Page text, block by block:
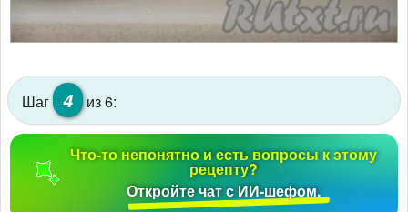
Шаг 4 из 6:
Что-то непонятно и есть вопросы к этому
рецепту?
Откройте чат с ИИ-шефом.